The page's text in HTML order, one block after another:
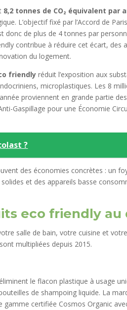
8,2 tonnes de CO₂ équivalent par
L’objectif fixé par l’Accord de
donc de plus de 4 tonnes par
contribue à réduire cet écart, des
du logement.
friendly réduit l’exposition aux
microplastiques. Les 8
proviennent en grande partie
Gaspillage pour une Économie
?
des économies concrètes : un
et des appareils basse
eco friendly au
salle de bain, votre cuisine et
multipliées depuis 2015.
éliminent le flacon plastique à usage
de shampoing liquide. La
gamme certifiée Cosmos Organic